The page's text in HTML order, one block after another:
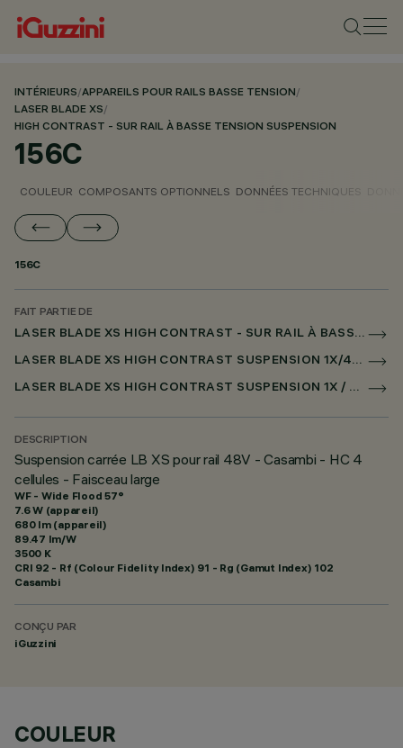
INTÉRIEURS/APPAREILS POUR RAILS BASSE TENSION/
LASER BLADE XS/
HIGH CONTRAST - SUR RAIL À BASSE TENSION SUSPENSION
156C
COULEUR COMPOSANTS OPTIONNELS DONNÉES TECHNIQUES
156C
FAIT PARTIE DE
LASER BLADE XS HIGH CONTRAST - SUR RAIL À BASSE TENSION SUSPENSION
LASER BLADE XS HIGH CONTRAST SUSPENSION 1X/4X/9X SUR RAIL LOW VOLTAGE CASAMBI
LASER BLADE XS HIGH CONTRAST SUSPENSION 1X / 4X / 9X POUR SUPERRAIL CASAMBI
DESCRIPTION
Suspension carrée LB XS pour rail 48V - Casambi - HC 4
cellules - Faisceau large
WF - Wide Flood 57°
7.6 W (appareil)
680 lm (appareil)
89.47 lm/W
3500 K
CRI 92 - Rf (Colour Fidelity Index) 91 - Rg (Gamut Index) 102
Casambi
CONÇU PAR
iGuzzini
COULEUR